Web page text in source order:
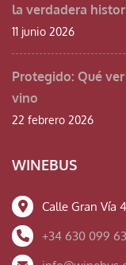
la verdadera
11 junio 2026
Protegido: Qué
vino
22 febrero 2026
WINEBUS
Calle Gran Vía
+34 630 099